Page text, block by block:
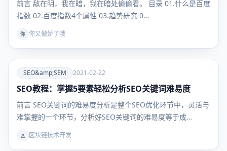
前言 敌在明，我在暗，我在暗处偷偷看。 目录 01.什么是百度
指数 02.百度指数4个属性 03.趋势研究 0…
你 你又傲娇了哦
爱
SEO&amp;SEM
SEO&amp;SEM 2021-02-22
SEO教程：掌握5要素轻松分析SEO关键词难易度
前言 SEO关键词的难易度分析是整个SEO优化环节中，灵活与
难掌握的一个环节，分析好SEO关键词的难易度等于成…
区 区块链技术开发